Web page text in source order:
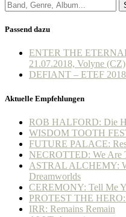
Passend dazu
ENTER THE
21.07.2018, Volyne (CZ)
DEFIANT – ETEF
Aktuelle Empfehlungen
ROB HALFORD: Die
WISDOM TOOTH
FUTURE PALACE:
NECROTTED: We Are
ASTRAL ALCHEMY:
Dreamworlds
CEREMONY: Tell Me
PROTEST THE
IRR: Remains Remain